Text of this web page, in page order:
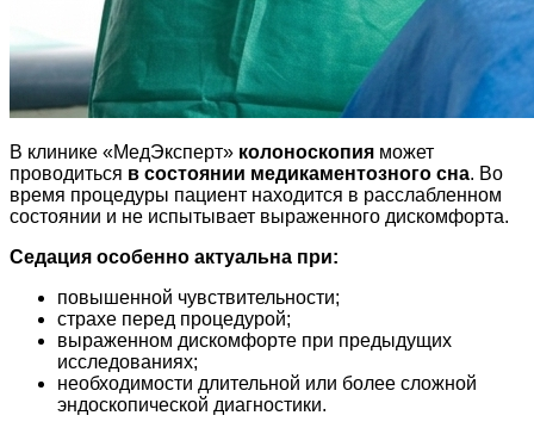
В клинике «МедЭксперт» колоноскопия может
проводиться в состоянии медикаментозного сна. Во
время процедуры пациент находится в расслабленном
состоянии и не испытывает выраженного дискомфорта.
Седация особенно актуальна при:
повышенной чувствительности;
страхе перед процедурой;
выраженном дискомфорте при предыдущих
исследованиях;
необходимости длительной или более сложной
эндоскопической диагностики.